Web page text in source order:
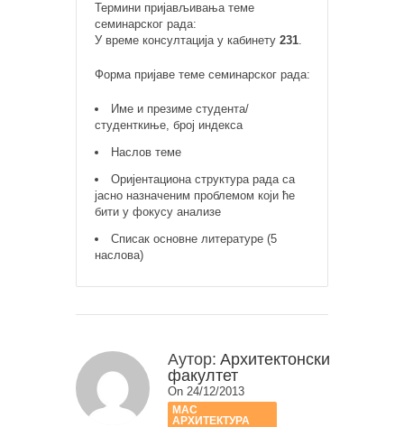
Термини пријављивања теме
семинарског рада:
У време консултација у кабинету 231.
Форма пријаве теме семинарског рада:
Име и презиме студента/
студенткиње, број индекса
Наслов теме
Оријентациона структура рада са
јасно назначеним проблемом који ће
бити у фокусу анализе
Списак основне литературе (5
наслова)
Аутор: Архитектонски
факултет
On 24/12/2013
МАС
АРХИТЕКТУРА